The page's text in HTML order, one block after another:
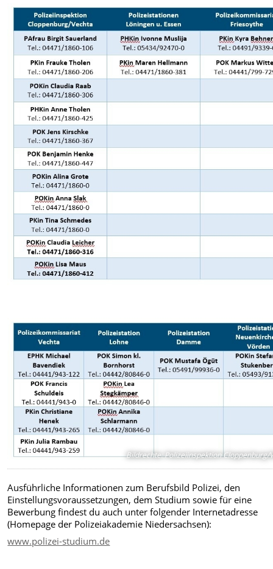
Bildrechte:Polizeiinspektion Cloppenburg/
Ausführliche Informationen zum Berufsbild Polizei, den
Einstellungsvoraussetzungen, dem Studium sowie für eine
Bewerbung findest du auch unter folgender Internetadresse
(Homepage der Polizeiakademie Niedersachsen):
www.polizei-studium.de